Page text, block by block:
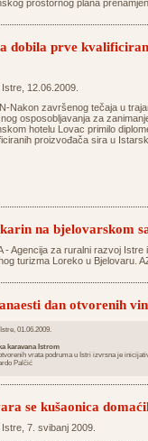
prostornog plana
dobila prve
12.06.2009.
Nakon završenog tečaja u
osposobljavanja za
hotelu Lovac primilo
proizvođača sira u
na bjelovarskom
- Agencija za ruralni razvoj
turizma Loreko u Bjelovaru.
dan otvorenih
01.06.2009.
karavana Istrom
vrata podruma u Istri izvrsna je
Palčić
se kušaonica
7. svibanj 2009.